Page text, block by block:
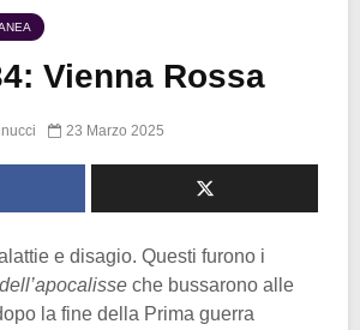
Vienna Rossa
23 Marzo 2025
e disagio. Questi furono i
che bussarono alle
la fine della Prima guerra